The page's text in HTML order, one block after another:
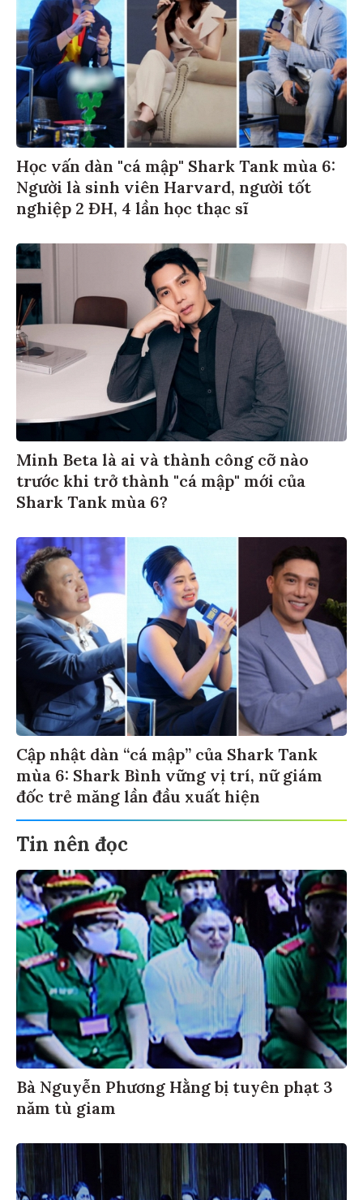
Học vấn dàn "cá mập" Shark Tank mùa 6:
Người là sinh viên Harvard, người tốt
nghiệp 2 ĐH, 4 lần học thạc sĩ
Minh Beta là ai và thành công cỡ nào
trước khi trở thành "cá mập" mới của
Shark Tank mùa 6?
Cập nhật dàn “cá mập” của Shark Tank
mùa 6: Shark Bình vững vị trí, nữ giám
đốc trẻ măng lần đầu xuất hiện
Tin nên đọc
Bà Nguyễn Phương Hằng bị tuyên phạt 3
năm tù giam